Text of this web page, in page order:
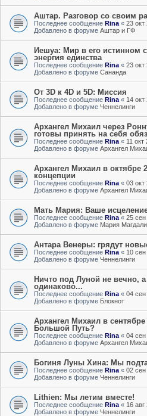
Аштар. Разговор со своим
Последнее сообщение Rina « 23 окт
Добавлено в форуме Аштар и ГФ
Иешуа: Мир в его истинном
энергия единства
Последнее сообщение Rina « 23 окт
Добавлено в форуме Сананда
От 3D к 4D и 5D: Миссия
Последнее сообщение Rina « 14
Добавлено в форуме Ченнелинги
Архангел Михаил через
готовы принять на себя
Последнее сообщение Rina « 11 окт
Добавлено в форуме Архангел
Архангел Михаил в
концепции
Последнее сообщение Rina « 03 окт
Добавлено в форуме Архангел
Мать Мария: Ваше
Последнее сообщение Rina « 25
Добавлено в форуме Мария
Антара Венеры: грядут
Последнее сообщение Rina « 10
Добавлено в форуме Ченнелинги
Ничто под Луной не вечно,
одинаково...
Последнее сообщение Rina « 04
Добавлено в форуме Блокнот
Архангел Михаил в
Большой Путь?
Последнее сообщение Rina « 04
Добавлено в форуме Архангел
Богиня Луны Хина: Мы
Последнее сообщение Rina « 02 сен
Добавлено в форуме Ченнелинги
Lithien: Мы летим вместе!
Последнее сообщение Rina « 16
Добавлено в форуме Ченнелинги